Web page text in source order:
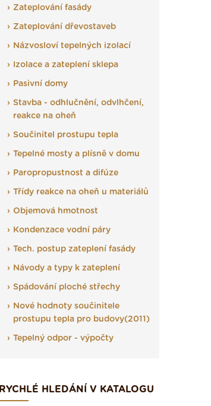
Zateplování fasády
Zateplování dřevostaveb
Názvosloví tepelných izolací
Izolace a zateplení sklepa
Pasivní domy
Stavba - odhlučnění, odvlhčení,
reakce na oheň
Součinitel prostupu tepla
Tepelné mosty a plísně v domu
Paropropustnost a difúze
Třídy reakce na oheň u materiálů
Objemová hmotnost
Kondenzace vodní páry
Tech. postup zateplení fasády
Návody a typy k zateplení
Spádování ploché střechy
Nové hodnoty součinitele
prostupu tepla pro budovy(2011)
Tepelný odpor - výpočty
RYCHLÉ HLEDÁNÍ V KATALOGU